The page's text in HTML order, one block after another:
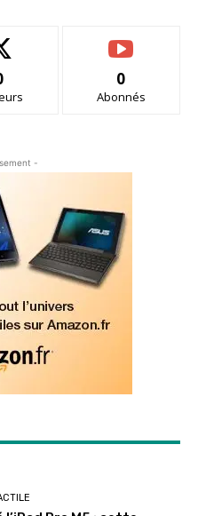
0
Abonnés
-